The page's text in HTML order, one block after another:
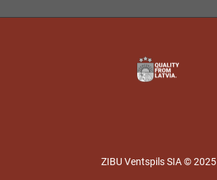
ZIBU Ventspils SIA © 2025